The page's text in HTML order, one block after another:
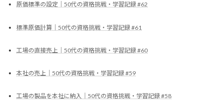
原価標準の設定｜50代の資格挑戦・学習記録 #62
標準原価計算｜50代の資格挑戦・学習記録 #61
工場の直接売上｜50代の資格挑戦・学習記録 #60
本社の売上｜50代の資格挑戦・学習記録 #59
工場の製品を本社に納入｜50代の資格挑戦・学習記録 #58